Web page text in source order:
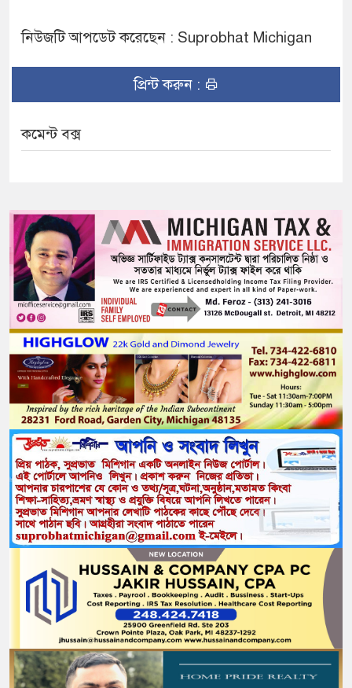
নিউজটি আপডেট করেছেন : Suprobhat Michigan
প্রিন্ট করুন :
কমেন্ট বক্স